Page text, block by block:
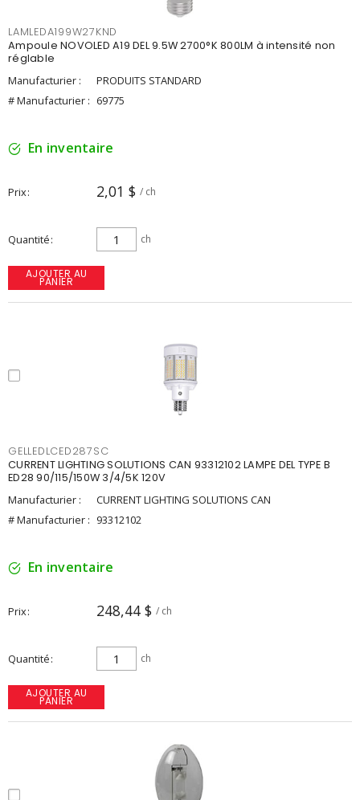
LAMLEDA199W27KND
Ampoule NOVOLED A19 DEL 9.5W 2700°K 800LM à intensité non
réglable
Manufacturier :
PRODUITS STANDARD
# Manufacturier : 69775
En inventaire
Prix 2,01 $ / ch
Quantité ch
AJOUTER AU
PANIER
GELLEDLCED287SC
CURRENT LIGHTING SOLUTIONS CAN 93312102 LAMPE DEL TYPE B
ED28 90/115/150W 3/4/5K 120V
Manufacturier :
CURRENT LIGHTING SOLUTIONS CAN
# Manufacturier : 93312102
En inventaire
Prix 248,44 $ / ch
Quantité ch
AJOUTER AU
PANIER